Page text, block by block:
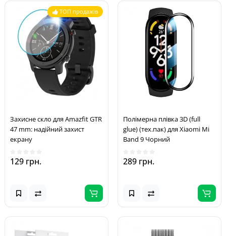
ТОП продажів
Захисне скло для Amazfit GTR
47 mm: надійний захист
екрану
129 грн.
Полімерна плівка 3D (full
glue) (тех.пак) для Xiaomi Mi
Band 9 Чорний
289 грн.